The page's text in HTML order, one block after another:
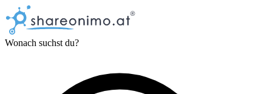
Wonach suchst du?